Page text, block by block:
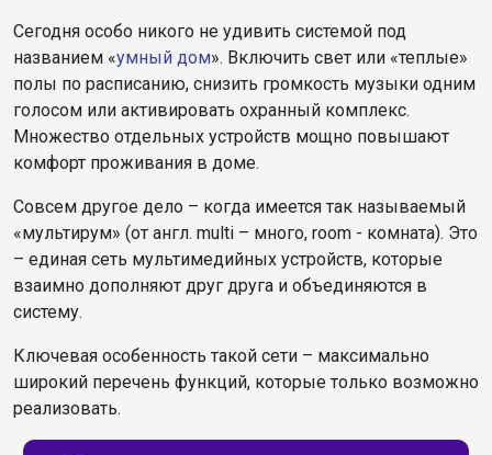
Сегодня особо никого не удивить системой под
названием «умный дом». Включить свет или «теплые»
полы по расписанию, снизить громкость музыки одним
голосом или активировать охранный комплекс.
Множество отдельных устройств мощно повышают
комфорт проживания в доме.
Совсем другое дело – когда имеется так называемый
«мультирум» (от англ. multi – много, room - комната). Это
– единая сеть мультимедийных устройств, которые
взаимно дополняют друг друга и объединяются в
систему.
Ключевая особенность такой сети – максимально
широкий перечень функций, которые только возможно
реализовать.